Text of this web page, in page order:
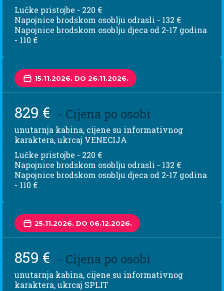
Lučke pristojbe - 220 €
Napojnice brodskom osoblju odrasli - 132 €
Napojnice brodskom osoblju djeca od 2-17 godina
- 110 €
15.11.2026. DO 26.11.2026.
829 € - Cijena po osobi
unutarnja kabina, cijene su informativnog
karaktera, ukrcaj VENECIJA
Lučke pristojbe - 220 €
Napojnice brodskom osoblju odrasli - 132 €
Napojnice brodskom osoblju djeca od 2-17 godina
- 110 €
25.11.2026. DO 06.12.2026.
859 € - Cijena po osobi
unutarnja kabina, cijene su informativnog
karaktera, ukrcaj SPLIT